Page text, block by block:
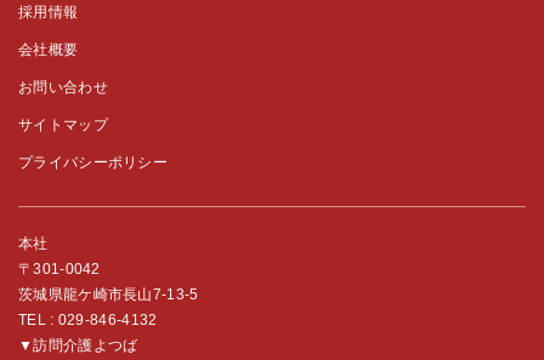
採用情報
会社概要
お問い合わせ
サイトマップ
プライバシーポリシー
本社
〒301-0042
茨城県龍ケ崎市長山7-13-5
TEL : 029-846-4132
▼訪問介護よつば